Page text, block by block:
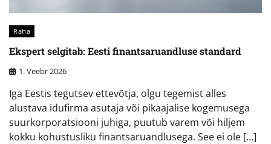
Raha
Ekspert selgitab: Eesti finantsaruandluse standard
1. Veebr 2026
Iga Eestis tegutsev ettevõtja, olgu tegemist alles
alustava idufirma asutaja või pikaajalise kogemusega
suurkorporatsiooni juhiga, puutub varem või hiljem
kokku kohustusliku finantsaruandlusega. See ei ole […]